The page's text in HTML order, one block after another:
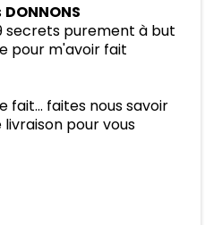
DONNONS
secrets purement à but
pour m'avoir fait
fait... faites nous savoir
pour vous